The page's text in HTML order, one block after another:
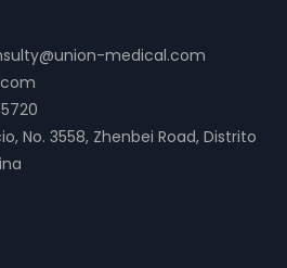
medical.com
No. 3558, Zhenbei Road, Distrito